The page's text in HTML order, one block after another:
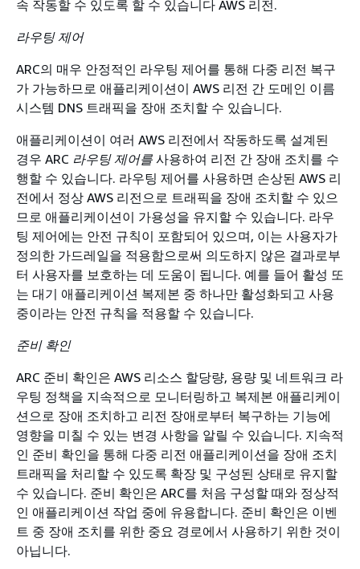
속 작동할 수 있도록 할 수 있습니다 AWS 리전.
라우팅 제어
ARC의 매우 안정적인 라우팅 제어를 통해 다중 리전 복구
가 가능하므로 애플리케이션이 AWS 리전 간 도메인 이름
시스템 DNS 트래픽을 장애 조치할 수 있습니다.
애플리케이션이 여러 AWS 리전에서 작동하도록 설계된
경우 ARC 라우팅 제어를 사용하여 리전 간 장애 조치를 수
행할 수 있습니다. 라우팅 제어를 사용하면 손상된 AWS 리
전에서 정상 AWS 리전으로 트래픽을 장애 조치할 수 있으
므로 애플리케이션이 가용성을 유지할 수 있습니다. 라우
팅 제어에는 안전 규칙이 포함되어 있으며, 이는 사용자가
정의한 가드레일을 적용함으로써 의도하지 않은 결과로부
터 사용자를 보호하는 데 도움이 됩니다. 예를 들어 활성 또
는 대기 애플리케이션 복제본 중 하나만 활성화되고 사용
중이라는 안전 규칙을 적용할 수 있습니다.
준비 확인
ARC 준비 확인은 AWS 리소스 할당량, 용량 및 네트워크 라
우팅 정책을 지속적으로 모니터링하고 복제본 애플리케이
션으로 장애 조치하고 리전 장애로부터 복구하는 기능에
영향을 미칠 수 있는 변경 사항을 알릴 수 있습니다. 지속적
인 준비 확인을 통해 다중 리전 애플리케이션을 장애 조치
트래픽을 처리할 수 있도록 확장 및 구성된 상태로 유지할
수 있습니다. 준비 확인은 ARC를 처음 구성할 때와 정상적
인 애플리케이션 작업 중에 유용합니다. 준비 확인은 이벤
트 중 장애 조치를 위한 중요 경로에서 사용하기 위한 것이
아닙니다.